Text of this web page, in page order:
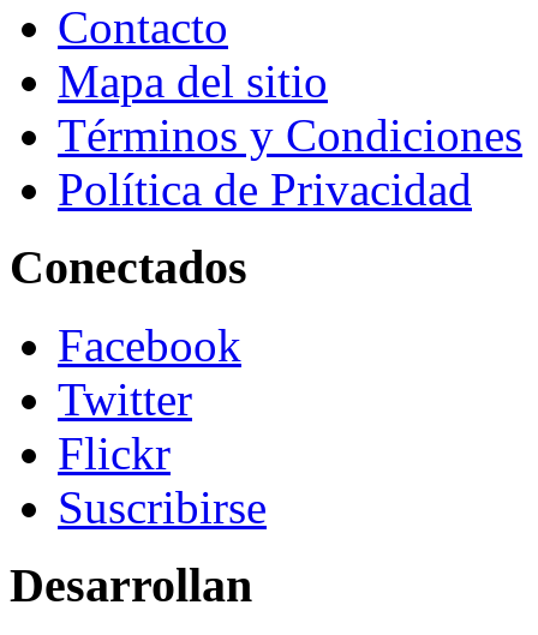
Contacto
Mapa del sitio
Términos y Condiciones
Política de Privacidad
Conectados
Facebook
Twitter
Flickr
Suscribirse
Desarrollan